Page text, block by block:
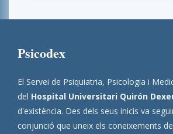
Psicodex
El Servei de Psiquiatria, Psicologia i
del Hospital Universitari Quirón
d'existència. Des dels seus inicis va
conjunció que uneix els coneixements